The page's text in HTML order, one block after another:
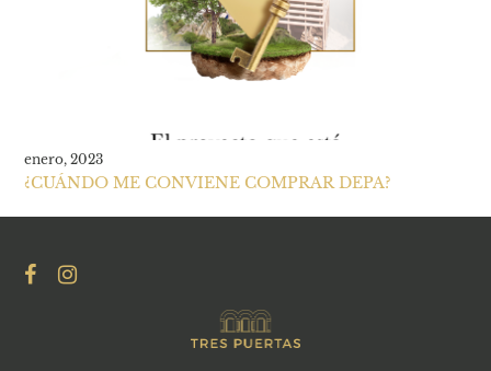
enero, 2023
¿CUÁNDO ME CONVIENE COMPRAR DEPA?